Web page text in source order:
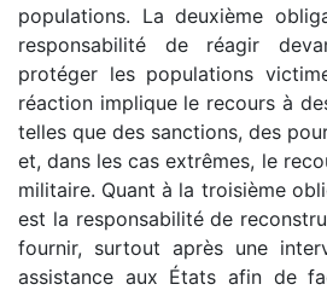
populations. La deuxième
responsabilité de réagir
protéger les populations
réaction implique le recours à
telles que des sanctions, des
et, dans les cas extrêmes, le
militaire. Quant à la troisième
est la responsabilité de
fournir, surtout après une
assistance aux États afin de